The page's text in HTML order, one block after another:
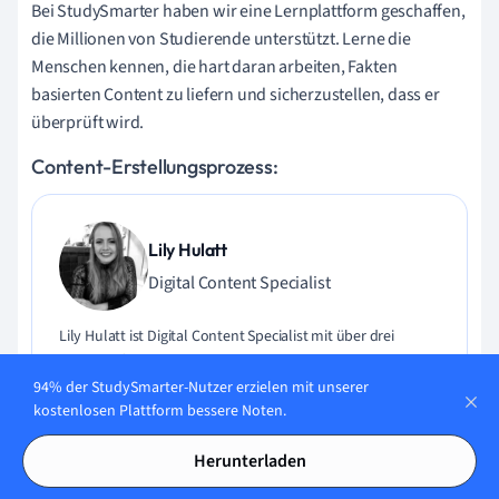
Bei StudySmarter haben wir eine Lernplattform geschaffen,
die Millionen von Studierende unterstützt. Lerne die
Menschen kennen, die hart daran arbeiten, Fakten
basierten Content zu liefern und sicherzustellen, dass er
überprüft wird.
Content-Erstellungsprozess:
Lily Hulatt
Digital Content Specialist
Lily Hulatt ist Digital Content Specialist mit über drei
Jahren Erfahrung in Content-Strategie und Curriculum-
Design. Sie hat 2022 ihren Doktortitel in Englischer Literatur
an der Durham University erhalten, dort auch im
Fachbereich Englische Studien unterrichtet und an
verschiedenen Veröffentlichungen mitgewirkt. Lily ist
Expertin für Englische Literatur, Englische Sprache,
94% der StudySmarter-Nutzer erzielen mit unserer
kostenlosen Plattform bessere Noten.
Herunterladen